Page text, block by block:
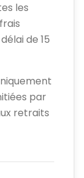
les
de 15
par
retraits